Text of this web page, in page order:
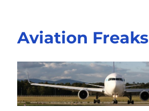
Aviation Freaks